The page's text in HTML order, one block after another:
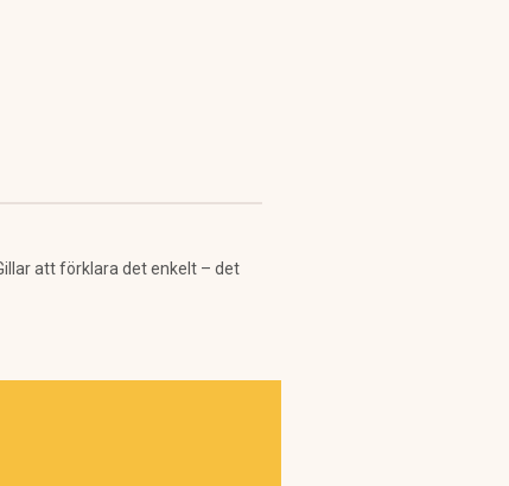
att förklara det enkelt – det